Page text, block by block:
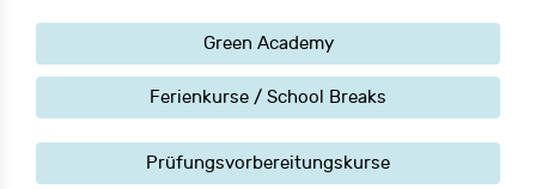
Green Academy
Ferienkurse / School Breaks
Prüfungsvorbereitungskurse